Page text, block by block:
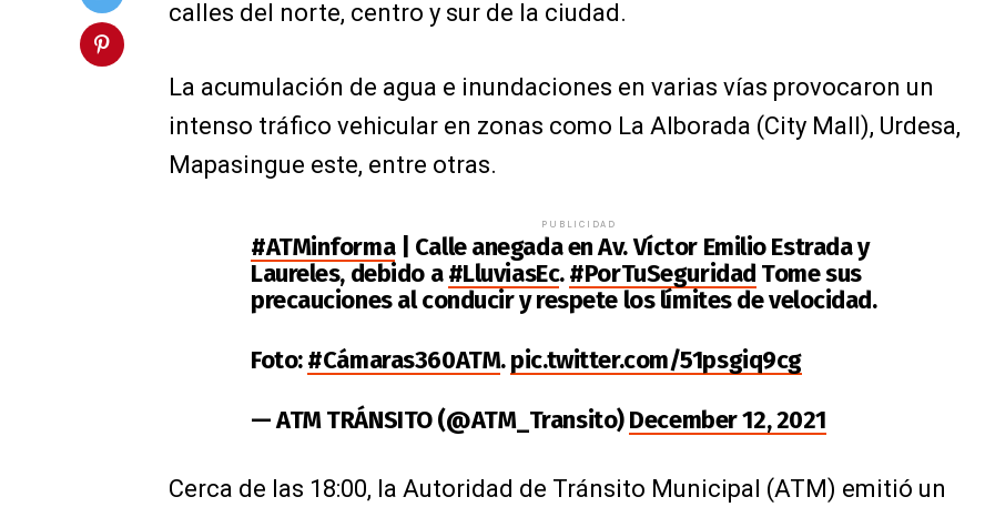
calles del norte, centro y sur de la ciudad.
La acumulación de agua e inundaciones en varias vías provocaron un
intenso tráfico vehicular en zonas como La Alborada (City Mall), Urdesa,
Mapasingue este, entre otras.
PUBLICIDAD
#ATMinforma| Calle anegada en Av. Víctor Emilio Estrada y
Laureles, debido a#LluviasEc.#PorTuSeguridad Tome sus
precauciones al conducir y respete los límites de velocidad.
Foto:#Cámaras360ATM.pic.twitter.com/51psgiq9cg
— ATM TRÁNSITO (@ATM_Transito)December 12, 2021
Cerca de las 18:00, la Autoridad de Tránsito Municipal (ATM) emitió un